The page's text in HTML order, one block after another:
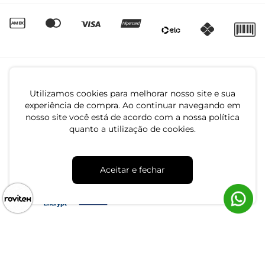
Utilizamos cookies para melhorar nosso site e sua
experiência de compra. Ao continuar navegando em
nosso site você está de acordo com a nossa política
quanto a utilização de cookies.
Aceitar e fechar
CNPJ: 79.233.672/0001-05
Av. Maria Marangoni, 391 - 89129-080 - Luiz Alves - SC